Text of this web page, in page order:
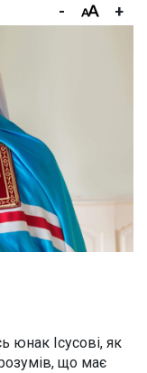
- +
юнак Ісусові, як
що має